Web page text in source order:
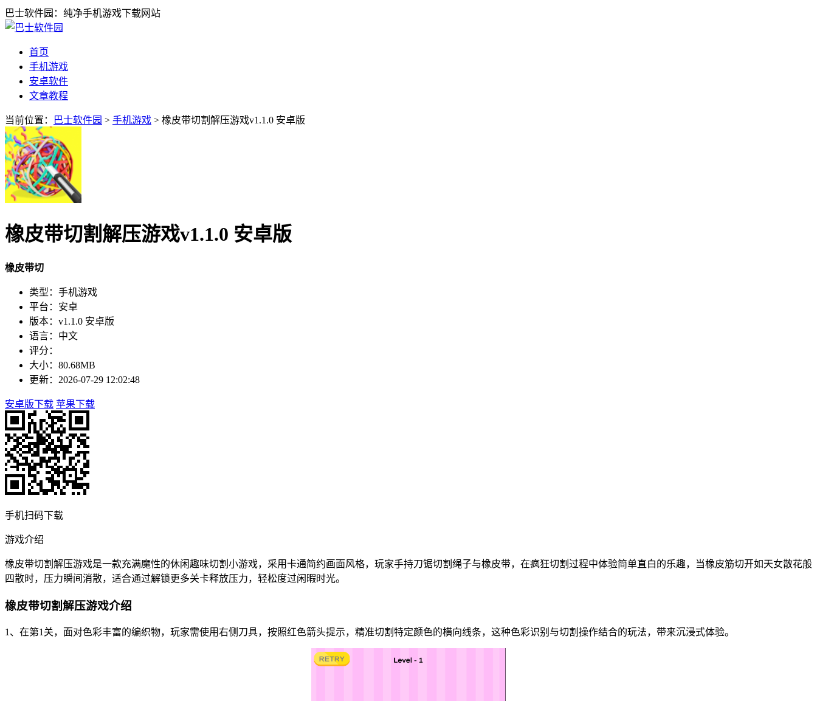
巴士软件园：纯净手机游戏下载网站
首页
手机游戏
安卓软件
文章教程
当前位置： 巴士软件园 > 手机游戏 > 橡皮带切割解压游戏v1.1.0 安卓版
橡皮带切割解压游戏v1.1.0 安卓版
橡皮带切
类型：手机游戏
平台：安卓
版本：v1.1.0 安卓版
语言：中文
评分：
大小：80.68MB
更新：2026-07-29 12:02:48
安卓版下载 苹果下载
手机扫码下载
游戏介绍
橡皮带切割解压游戏是一款充满魔性的休闲趣味切割小游戏，采用卡通简约画面风格，玩家手持刀锯切割绳子与橡皮带，在疯狂切割过程中体验简单直白的乐趣，当橡皮筋切开如天女散花般
四散时，压力瞬间消散，适合通过解锁更多关卡释放压力，轻松度过闲暇时光。
橡皮带切割解压游戏介绍
1、在第1关，面对色彩丰富的编织物，玩家需使用右侧刀具，按照红色箭头提示，精准切割特定颜色的横向线条，这种色彩识别与切割操作结合的玩法，带来沉浸式体验。